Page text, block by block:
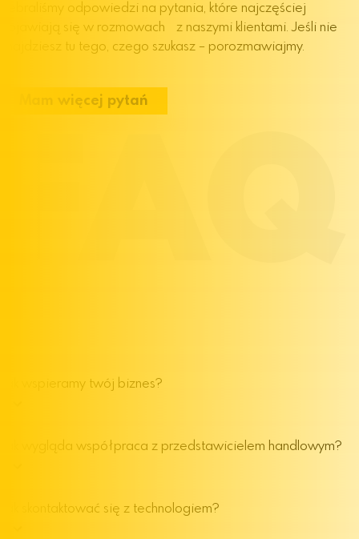
Zebraliśmy odpowiedzi na pytania, które najczęściej
pojawiają się w rozmowach z naszymi klientami. Jeśli nie
znajdziesz tu tego, czego szukasz – porozmawiajmy.
Mam więcej pytań
Jak wspieramy twój biznes?
Jak wygląda współpraca z przedstawicielem handlowym?
Jak skontaktować się z technologiem?